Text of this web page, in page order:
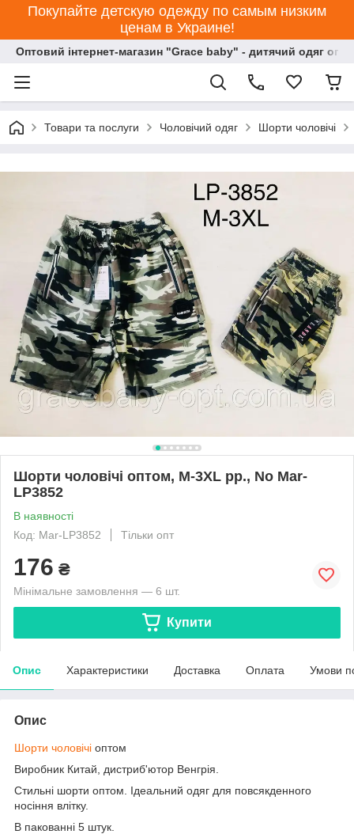
Покупайте детскую одежду по самым низким
ценам в Украине!
Оптовий інтернет-магазин "Grace baby" - дитячий одяг
Товари та послуги Чоловічий одяг Шорти чоловічі
Шорти чоловічі оптом, M-3XL рр., No Mar-
LP3852
В наявності
Код: Mar-LP3852
Тільки опт
176 ₴
Мінімальне замовлення — 6 шт.
Купити
Опис Характеристики Доставка Оплата Умови
Опис
Шорти чоловічі оптом
Виробник Китай, дистриб'ютор Венгрія.
Стильні шорти оптом. Ідеальний одяг для повсякденного
носіння влітку.
В пакованні 5 штук.